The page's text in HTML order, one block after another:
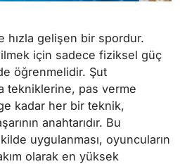
hızla gelişen bir spordur.
için sadece fiziksel güç
öğrenmelidir. Şut
tekniklerine, pas verme
kadar her bir teknik,
anahtarıdır. Bu
uygulanması, oyuncuların
olarak en yüksek